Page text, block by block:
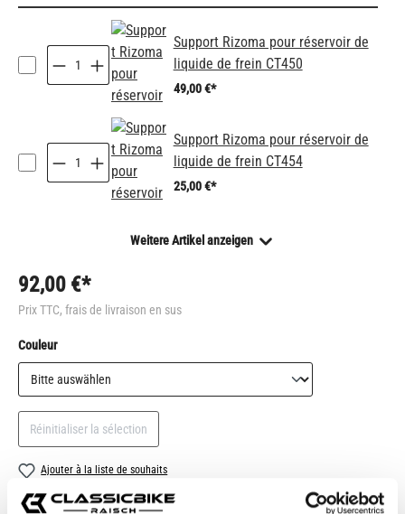
Support Rizoma pour réservoir de
liquide de frein CT450
49,00 €*
Support Rizoma pour réservoir de
liquide de frein CT454
25,00 €*
Weitere Artikel anzeigen
92,00 €*
Prix TTC, frais de livraison en sus
Sélectionnez
Couleur
Réinitialiser la sélection
Ajouter à la liste de souhaits
numéro d'article:
CT127A